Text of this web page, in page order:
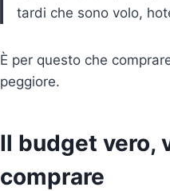
tardi che sono volo,
È per questo che
peggiore.
Il budget vero,
comprare